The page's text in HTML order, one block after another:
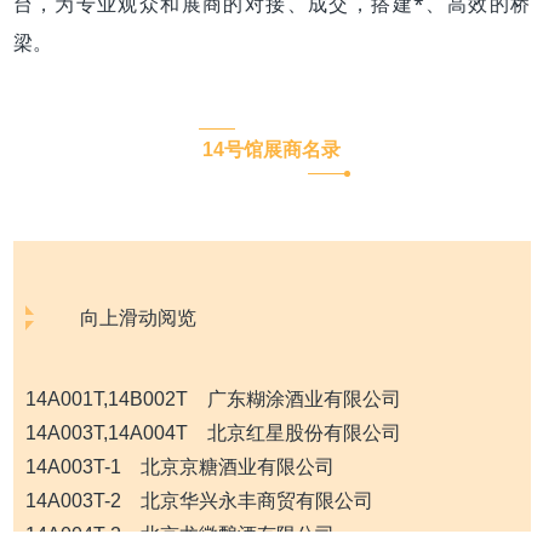
梁。
14号馆展商名录
向上滑动阅览
14A001T,14B002T 广东糊涂酒业有限公司
14A003T,14A004T 北京红星股份有限公司
14A003T-1 北京京糖酒业有限公司
14A003T-2 北京华兴永丰商贸有限公司
14A004T-2 北京龙徽酿酒有限公司